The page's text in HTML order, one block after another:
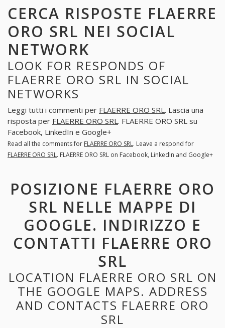
CERCA RISPOSTE FLAERRE
ORO SRL NEI SOCIAL
NETWORK
LOOK FOR RESPONDS OF
FLAERRE ORO SRL IN SOCIAL
NETWORKS
Leggi tutti i commenti per FLAERRE ORO SRL. Lascia una
risposta per FLAERRE ORO SRL. FLAERRE ORO SRL su
Facebook, LinkedIn e Google+
Read all the comments for FLAERRE ORO SRL. Leave a respond for
FLAERRE ORO SRL. FLAERRE ORO SRL on Facebook, LinkedIn and Google+
POSIZIONE FLAERRE ORO
SRL NELLE MAPPE DI
GOOGLE. INDIRIZZO E
CONTATTI FLAERRE ORO
SRL
LOCATION FLAERRE ORO SRL ON
THE GOOGLE MAPS. ADDRESS
AND CONTACTS FLAERRE ORO
SRL